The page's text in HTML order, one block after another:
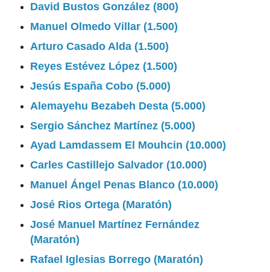
David Bustos González (800)
Manuel Olmedo Villar (1.500)
Arturo Casado Alda (1.500)
Reyes Estévez López (1.500)
Jesús España Cobo (5.000)
Alemayehu Bezabeh Desta (5.000)
Sergio Sánchez Martínez (5.000)
Ayad Lamdassem El Mouhcin (10.000)
Carles Castillejo Salvador (10.000)
Manuel Ángel Penas Blanco (10.000)
José Rios Ortega (Maratón)
José Manuel Martínez Fernández
(Maratón)
Rafael Iglesias Borrego (Maratón)